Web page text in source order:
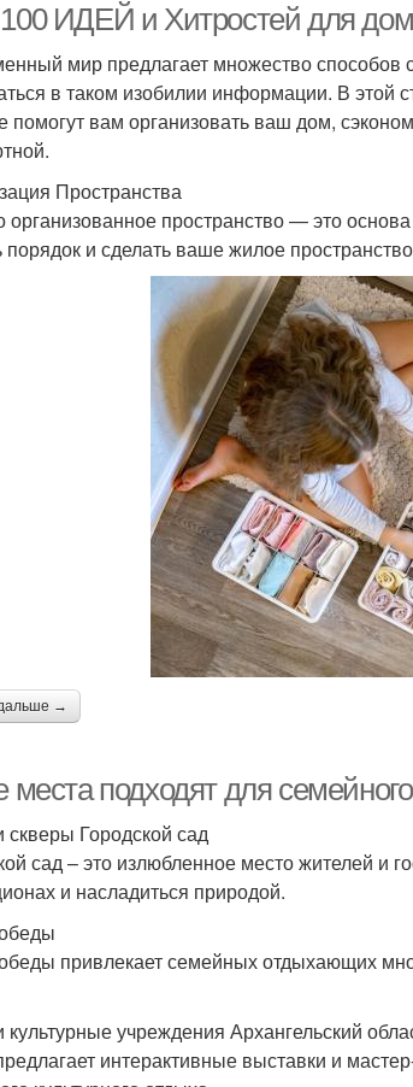
ИДЕЙ и Хитростей для
мир предлагает множество способов
в таком изобилии информации. В этой
помогут вам организовать ваш дом,
Пространства
пространство — это
порядок и сделать ваше жилое
→
места подходят для
скверы Городской сад
сад – это излюбленное место жителей и
и насладиться природой.
привлекает семейных отдыхающих
культурные учреждения Архангельский
интерактивные выставки и